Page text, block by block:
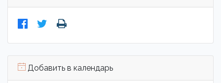
Добавить в календарь